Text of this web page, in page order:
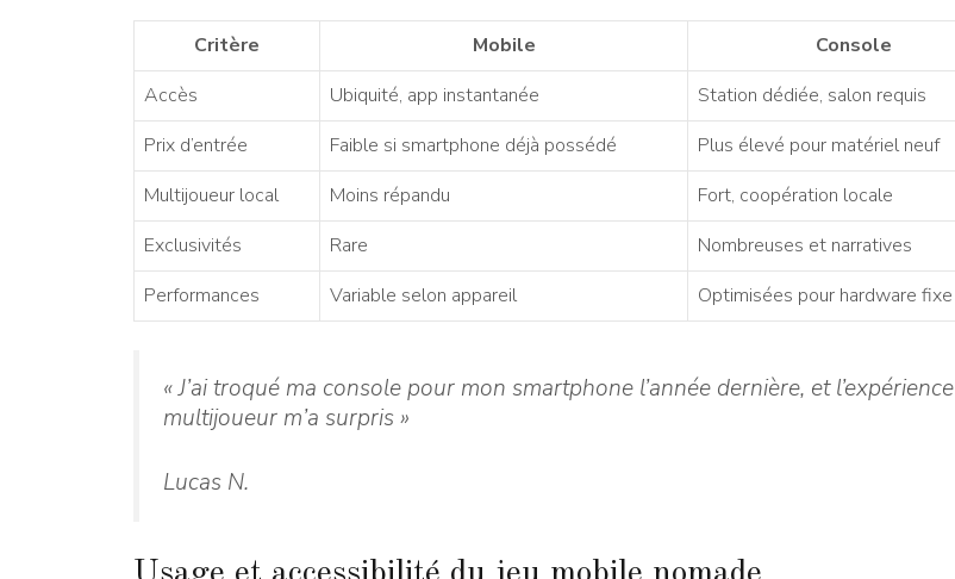
Critère Mobile
Console
Accès
Ubiquité, app instantanée
Station dédiée, salon requis
Prix d’entrée
Faible si smartphone déjà possédé
Plus élevé pour matériel neuf
Multijoueur local
Moins répandu
Fort, coopération locale
Exclusivités
Rare
Nombreuses et narratives
Performances
Variable selon appareil Optimisées pour hardware fixe
« J’ai troqué ma console pour mon smartphone l’année dernière, et l’expérience
multijoueur m’a surpris »
Lucas N.